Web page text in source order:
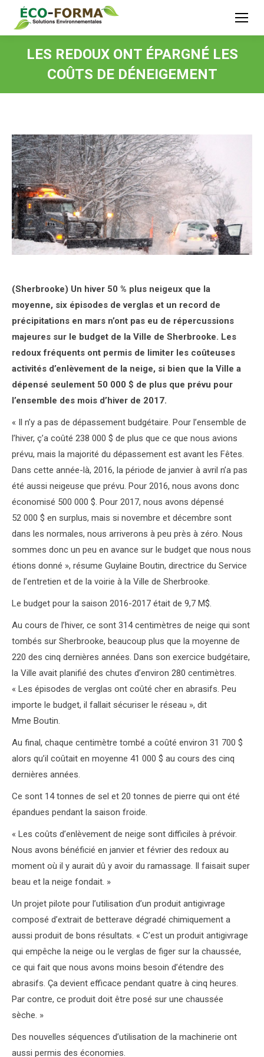
LES REDOUX ONT ÉPARGNÉ LES
COÛTS DE DÉNEIGEMENT
(Sherbrooke) Un hiver 50 % plus neigeux que la
moyenne, six épisodes de verglas et un record de
précipitations en mars n’ont pas eu de répercussions
majeures sur le budget de la Ville de Sherbrooke. Les
redoux fréquents ont permis de limiter les coûteuses
activités d’enlèvement de la neige, si bien que la Ville a
dépensé seulement 50 000 $ de plus que prévu pour
l’ensemble des mois d’hiver de 2017.
« Il n’y a pas de dépassement budgétaire. Pour l’ensemble de
l’hiver, ç’a coûté 238 000 $ de plus que ce que nous avions
prévu, mais la majorité du dépassement est avant les Fêtes.
Dans cette année-là, 2016, la période de janvier à avril n’a pas
été aussi neigeuse que prévu. Pour 2016, nous avons donc
économisé 500 000 $. Pour 2017, nous avons dépensé
52 000 $ en surplus, mais si novembre et décembre sont
dans les normales, nous arriverons à peu près à zéro. Nous
sommes donc un peu en avance sur le budget que nous nous
étions donné », résume Guylaine Boutin, directrice du Service
de l’entretien et de la voirie à la Ville de Sherbrooke.
Le budget pour la saison 2016-2017 était de 9,7 M$.
Au cours de l’hiver, ce sont 314 centimètres de neige qui sont
tombés sur Sherbrooke, beaucoup plus que la moyenne de
220 des cinq dernières années. Dans son exercice budgétaire,
la Ville avait planifié des chutes d’environ 280 centimètres.
« Les épisodes de verglas ont coûté cher en abrasifs. Peu
importe le budget, il fallait sécuriser le réseau », dit
Mme Boutin.
Au final, chaque centimètre tombé a coûté environ 31 700 $
alors qu’il coûtait en moyenne 41 000 $ au cours des cinq
dernières années.
Ce sont 14 tonnes de sel et 20 tonnes de pierre qui ont été
épandues pendant la saison froide.
« Les coûts d’enlèvement de neige sont difficiles à prévoir.
Nous avons bénéficié en janvier et février des redoux au
moment où il y aurait dû y avoir du ramassage. Il faisait super
beau et la neige fondait. »
Un projet pilote pour l’utilisation d’un produit antigivrage
composé d’extrait de betterave dégradé chimiquement a
aussi produit de bons résultats. « C’est un produit antigivrage
qui empêche la neige ou le verglas de figer sur la chaussée,
ce qui fait que nous avons moins besoin d’étendre des
abrasifs. Ça devient efficace pendant quatre à cinq heures.
Par contre, ce produit doit être posé sur une chaussée
sèche. »
Des nouvelles séquences d’utilisation de la machinerie ont
aussi permis des économies.